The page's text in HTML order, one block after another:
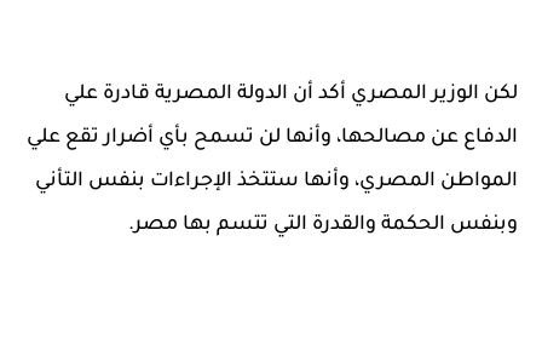
لكن الوزير المصري أكد أن الدولة المصرية قادرة علي
الدفاع عن مصالحها، وأنها لن تسمح بأي أضرار تقع علي
المواطن المصري، وأنها ستتخذ الإجراءات بنفس التأني
وبنفس الحكمة والقدرة التي تتسم بها مصر.